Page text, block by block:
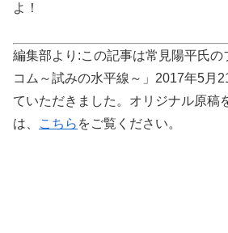
よ！
編集部より:この記事は常見陽平氏の
コム～試みの水平線～」2017年5月
ていただきました。オリジナル原稿
は、
こちら をご覧ください。